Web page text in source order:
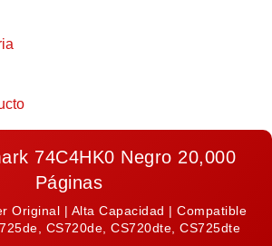
74C4HK0 Negro 20,000
Páginas
Original | Alta Capacidad | Compatible
CS720de, CS720dte, CS725dte